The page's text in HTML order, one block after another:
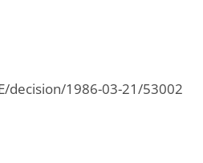
decision/1986-03-21/53002